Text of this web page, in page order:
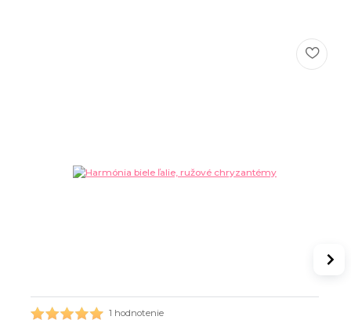
1 hodnotenie